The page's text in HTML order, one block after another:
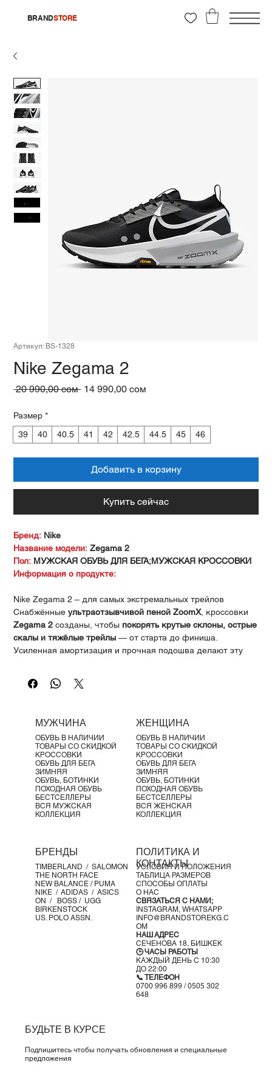
BRANDSTORE
Артикул: BS-1328
Nike Zegama 2
20 990,00 сом Обычная
14 990,00 сом
Размер *
39
40 40.5 41 42 42.5 44.5 45 46
Добавить в корзину
Купить сейчас
Бренд: Nike
Название модели:Zegama 2
Пол: МУЖСКАЯ ОБУВЬ ДЛЯ БЕГА;МУЖСКАЯ КРОССОВКИ
Информация о продукте:
Nike Zegama 2 – для самых экстремальных трейлов
Снабжённыеультраотзывчивой пеной ZoomX, кроссовки
Zegama 2 созданы, чтобы покорять крутые склоны, острые
скалы и тяжёлые трейлы — от старта до финиша.
Усиленная амортизация и прочная подошва делают эту
Основные особенности
обеспечиваетстабильность на разнообразных
покрытиях
Межподошва ZoomX
Лёгкая и высокоэффективная пена Nike ZoomX
увеличенной высотой подошвы даётмощную
амортизациюна длинных дистанциях
Подошва Vibram Zegama с Vibram Megagrip
Разнообразный рисунок протекторас широкими
Дополнительные преимущества
Манжета на щиколоткепредотвращает попадание
мусора внутрь
Усиления в области пальцев повышают
обуви
Светоотражающие элементыдля видимости в условиях
~320 г (мужской размер US 10)
4 мм
Nike Zegama 2 — твой выбор для настоящих трейлов.
МУЖЧИНА
ОБУВЬ В НАЛИЧИИ
ТОВАРЫ СО СКИДКОЙ
КРОССОВКИ
ОБУВЬ ДЛЯ БЕГА
ЗИМНЯЯ
ОБУВЬ, БОТИНКИ
ПОХОДНАЯ ОБУВЬ
БЕСТСЕЛЛЕРЫ
ВСЯ МУЖСКАЯ
КОЛЛЕКЦИЯ
ЖЕНЩИНА
ОБУВЬ В НАЛИЧИИ
ТОВАРЫ СО СКИДКОЙ
КРОССОВКИ
ОБУВЬ ДЛЯ БЕГА
ЗИМНЯЯ
ОБУВЬ, БОТИНКИ
ПОХОДНАЯ ОБУВЬ
БЕСТСЕЛЛЕРЫ
ВСЯ ЖЕНСКАЯ
КОЛЛЕКЦИЯ
БРЕНДЫ
TIMBERLAND / SALOMON
THE NORTH FACE
NEW BALANCE / PUMA
NIKE / ADIDAS / ASICS
ON / BOSS / UGG
BIRKENSTOCK
US. POLO ASSN.
ПОЛИТИКА И
КОНТАКТЫ
УСЛОВИЯ И ПОЛОЖЕНИЯ
ТАБЛИЦА РАЗМЕРОВ
СПОСОБЫ ОПЛАТЫ
О НАС
СВЯЗАТЬСЯ С НАМИ;
INSTAGRAM, WHATSAPP
INFO@BRANDSTOREKG.C
OM
НАШ АДРЕС
СЕЧЕНОВА 18, БИШКЕК
🕒 ЧАСЫ РАБОТЫ
КАЖДЫЙ ДЕНЬ С 10:30
ДО 22:00
📞 ТЕЛЕФОН
0700 996 899 / 0505 302
648
БУДЬТЕ В КУРСЕ
Подпишитесь чтобы получать обновления и специальные
предложения